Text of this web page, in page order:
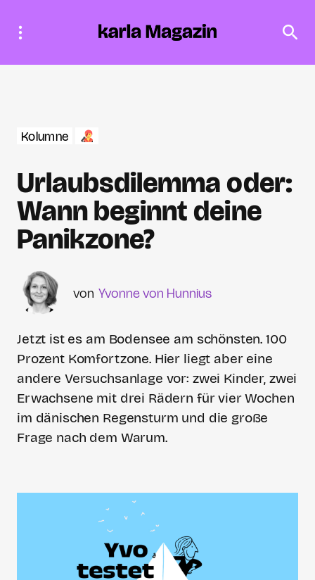
Kolumne
Urlaubsdilemma oder:
Wann beginnt deine
Panikzone?
Yvonne von Hunnius
Jetzt ist es am Bodensee am schönsten. 100
Prozent Komfortzone. Hier liegt aber eine
andere Versuchsanlage vor: zwei Kinder, zwei
Erwachsene mit drei Rädern für vier Wochen
im dänischen Regensturm und die große
Frage nach dem Warum.